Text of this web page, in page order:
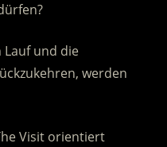
und die
werden
Visit orientiert